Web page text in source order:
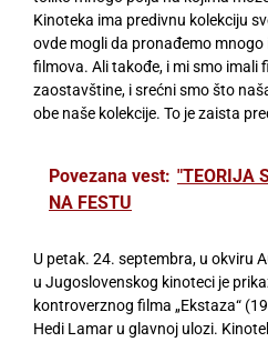
Kinoteka ima predivnu kolekciju
ovde mogli da pronađemo
filmova. Ali takođe, i mi smo imali
zaostavštine, i srećni smo što
obe naše kolekcije. To je zaista
Povezana vest: "TEORIJA
NA FESTU
U petak. 24. septembra, u okviru
u Jugoslovenskog kinoteci je
kontroverznog filma „Ekstaza“
Hedi Lamar u glavnoj ulozi.